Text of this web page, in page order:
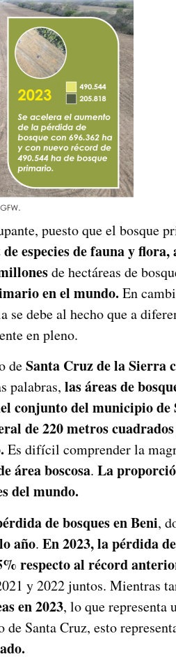
puesto que el bosque
especies de fauna y
de hectáreas de
en el mundo. En
debe al hecho que a
en pleno.
deSanta Cruz de la Sierra
palabras, las áreas de
conjunto del municipio
de 220 metros
Es difícil comprender la
área boscosa. La
del mundo.
de bosques en Beni,
año. En 2023, la pérdida
respecto al récord
y 2022 juntos. Mientras
en 2023, lo que representa
Santa Cruz, esto